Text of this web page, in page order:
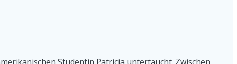
Studentin Patricia untertaucht. Zwischen